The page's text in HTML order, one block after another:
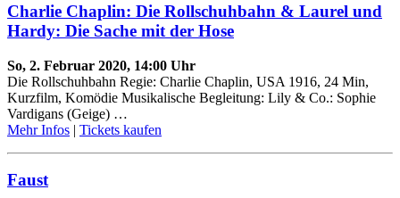
Charlie Chaplin: Die Rollschuhbahn & Laurel und
Hardy: Die Sache mit der Hose
So, 2. Februar 2020, 14:00 Uhr
Die Rollschuhbahn Regie: Charlie Chaplin, USA 1916, 24 Min,
Kurzfilm, Komödie Musikalische Begleitung: Lily & Co.: Sophie
Vardigans (Geige) …
Mehr Infos | Tickets kaufen
Faust